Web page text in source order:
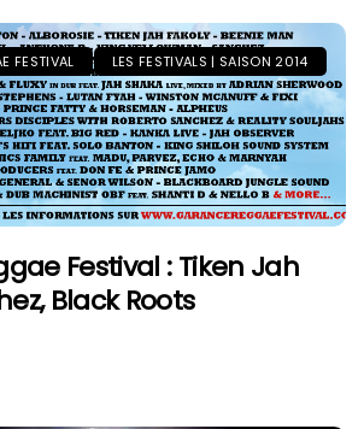
FESTIVAL LES FESTIVALS | SAISON 2014
Festival : Tiken Jah
Black Roots